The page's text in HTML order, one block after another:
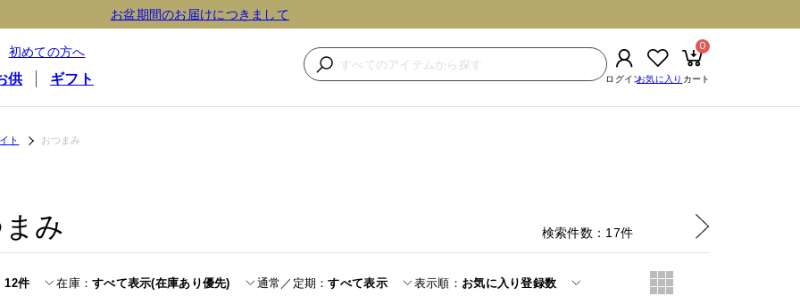
お盆期間のお届けにつきまして
初めての方へ
供 ギフト
0
ト おつまみ
み 検索件数 17件
12件 在庫 すべて表示(在庫あり優先) 通常／定期 すべて表示 表示順 お気に入り登録数